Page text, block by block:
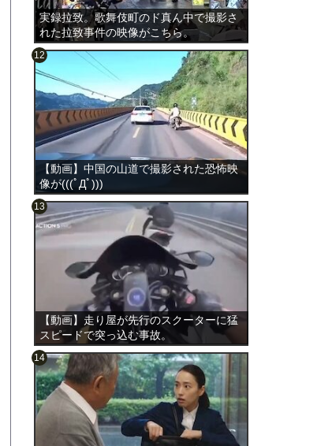
実録拉致。歌舞伎町のド真ん中で撮影さ
れた拉致事件の映像がこちら。
【動画】中国の山道で撮影された恐怖映
像が(((ﾟДﾟ)))
【動画】走り屋が先行のスクーターに猛
スピードで突っ込む事故。